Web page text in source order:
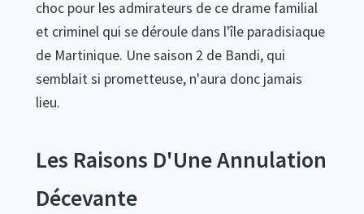
choc pour les admirateurs de ce drame familial
et criminel qui se déroule dans l'île paradisiaque
de Martinique. Une saison 2 de Bandi, qui
semblait si prometteuse, n'aura donc jamais
lieu.
Les Raisons D'Une Annulation
Décevante